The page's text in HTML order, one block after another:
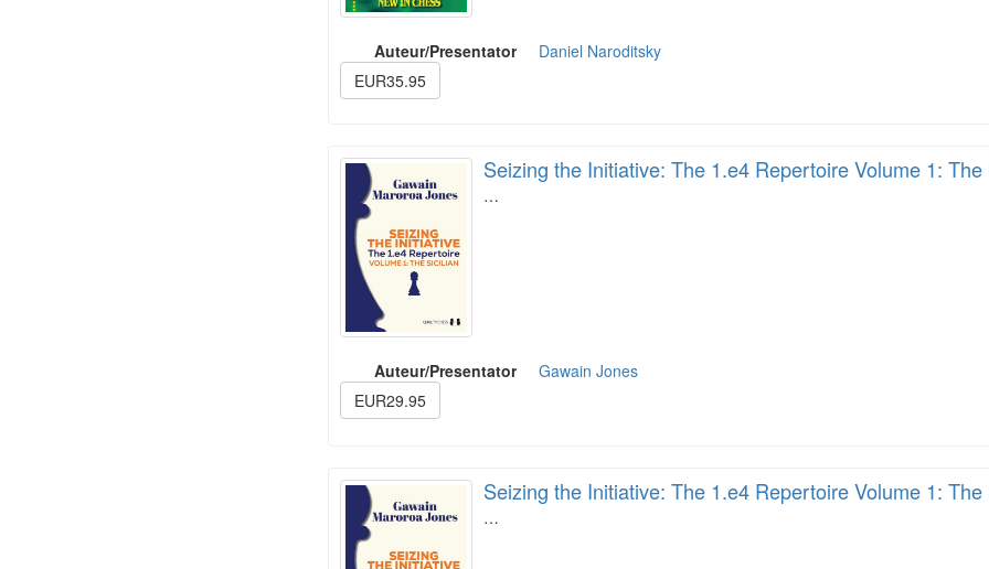
Auteur/Presentator
Daniel Naroditsky
EUR35.95
Seizing the Initiative: The 1.e4 Repertoire Volume 1: The
…
Auteur/Presentator
Gawain Jones
EUR29.95
Seizing the Initiative: The 1.e4 Repertoire Volume 1:
…